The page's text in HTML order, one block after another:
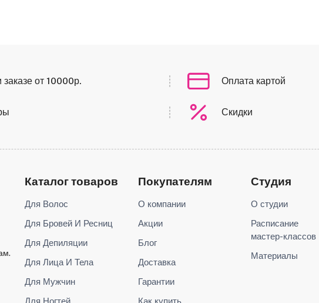
от 10000р. Оплата картой
Скидки
Каталог товаров
Для Волос
Для Бровей И Ресниц
Для Депиляции
Для Лица И Тела
Для Мужчин
Для Ногтей
Покупателям
О компании
Акции
Блог
Доставка
Гарантии
Как купить
Студия
О студии
Расписание
мастер-классов
Материалы